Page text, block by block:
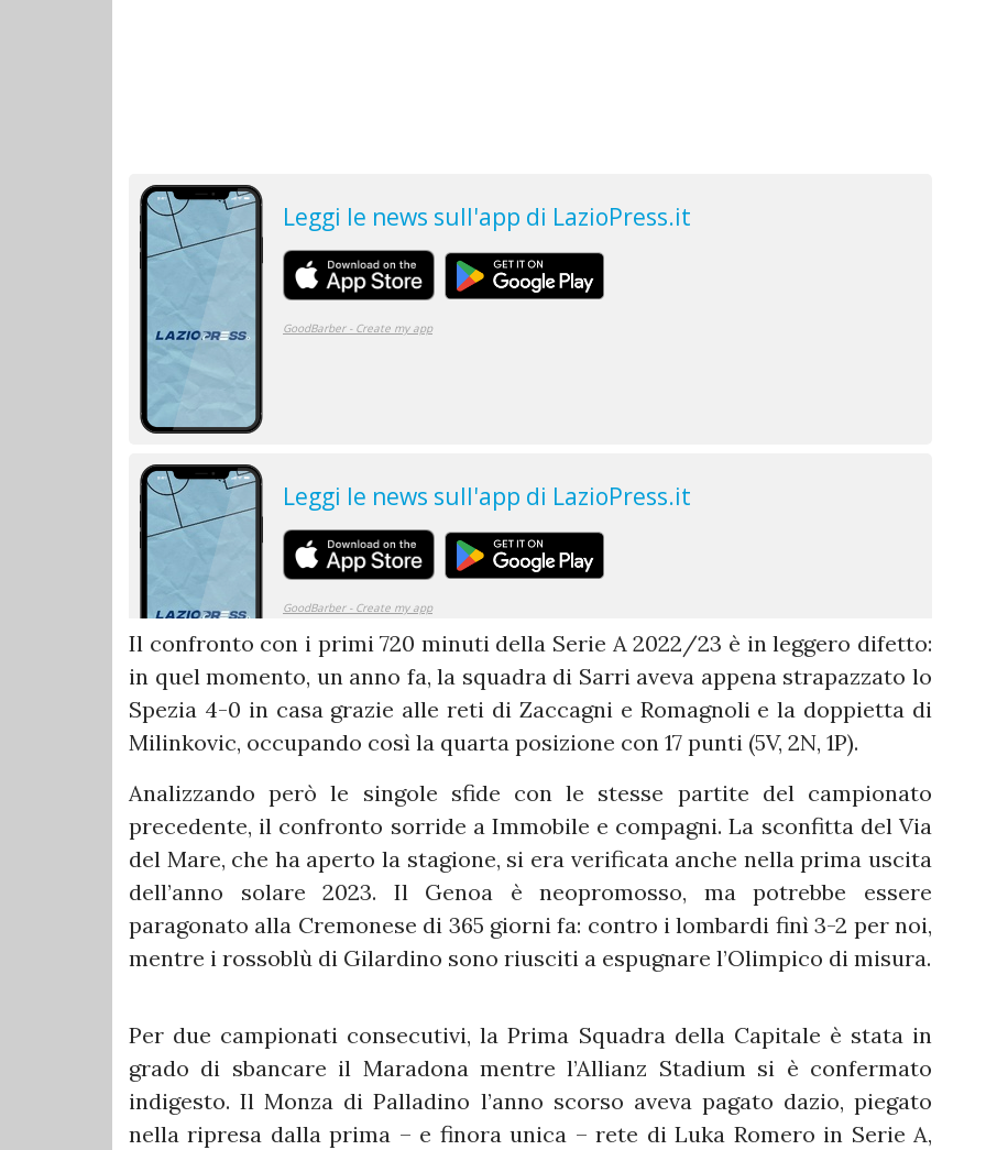
Il confronto con i primi 720 minuti della Serie A 2022/23 è in leggero difetto:
in quel momento, un anno fa, la squadra di Sarri aveva appena strapazzato lo
Spezia 4-0 in casa grazie alle reti di Zaccagni e Romagnoli e la doppietta di
Milinkovic, occupando così la quarta posizione con 17 punti (5V, 2N, 1P).
Analizzando però le singole sfide con le stesse partite del campionato
precedente, il confronto sorride a Immobile e compagni. La sconfitta del Via
del Mare, che ha aperto la stagione, si era verificata anche nella prima uscita
dell’anno solare 2023. Il Genoa è neopromosso, ma potrebbe essere
paragonato alla Cremonese di 365 giorni fa: contro i lombardi finì 3-2 per noi,
mentre i rossoblù di Gilardino sono riusciti a espugnare l’Olimpico di misura.
Per due campionati consecutivi, la Prima Squadra della Capitale è stata in
grado di sbancare il Maradona mentre l’Allianz Stadium si è confermato
indigesto. Il Monza di Palladino l’anno scorso aveva pagato dazio, piegato
nella ripresa dalla prima – e finora unica – rete di Luka Romero in Serie A,